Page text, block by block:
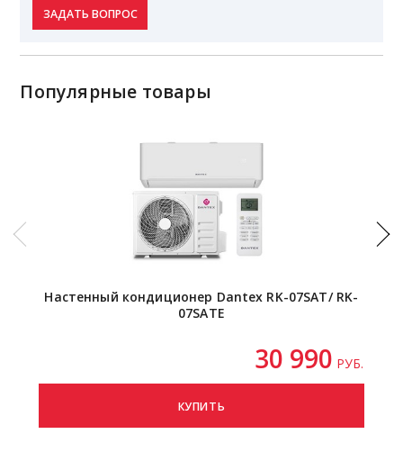
ЗАДАТЬ ВОПРОС
Популярные товары
Настенный кондиционер Dantex RK-07SAT/ RK-
07SATE
30 990 РУБ.
КУПИТЬ